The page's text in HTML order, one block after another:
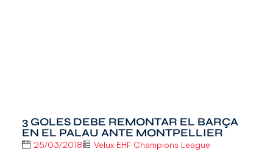
3 GOLES DEBE REMONTAR EL BARÇA
EN EL PALAU ANTE MONTPELLIER
25/03/2018 Velux EHF Champions League